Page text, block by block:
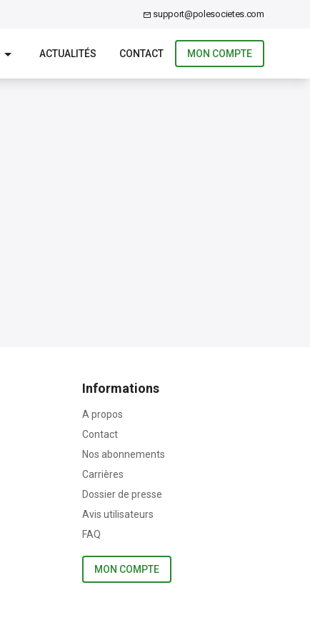
support@polesocietes.com
ACTUALITÉS CONTACT MON COMPTE
Informations
A propos
Contact
Nos abonnements
Carrières
Dossier de presse
Avis utilisateurs
FAQ
MON COMPTE